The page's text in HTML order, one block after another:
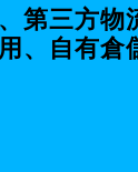
第三方物
、自有倉